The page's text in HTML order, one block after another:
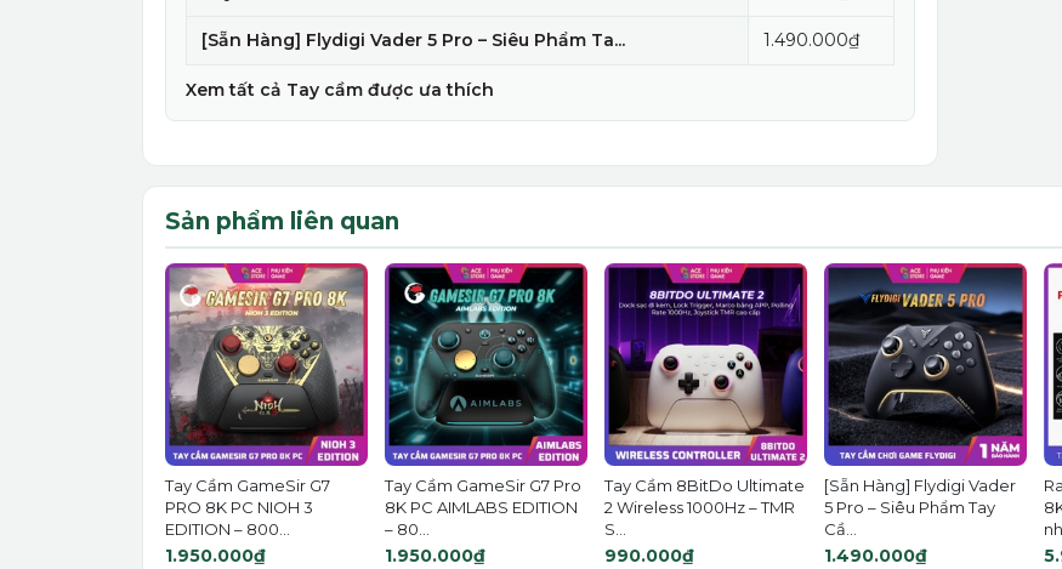
[Sẵn Hàng] Flydigi Vader 5 Pro – Siêu Phẩm Ta... 1.490.000₫
Xem tất cả Tay cầm được ưa thích
Sản phẩm liên quan
Tay Cầm GameSir G7
PRO 8K PC NIOH 3
EDITION – 800...
1.950.000₫
Tay Cầm GameSir G7 Pro
8K PC AIMLABS EDITION
– 80...
1.950.000₫
Tay Cầm 8BitDo Ultimate
2 Wireless 1000Hz – TMR
S...
990.000₫
[Sẵn Hàng] Flydigi Vader
5 Pro – Siêu Phẩm Tay
Cầ...
1.490.000₫